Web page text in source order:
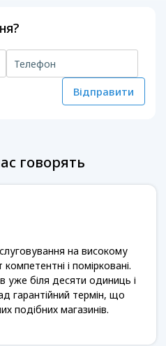
Відправити
говорять
на високому
і помірковані.
уже біля десяти одиниць і
гарантійний термін, що
подібних магазинів.